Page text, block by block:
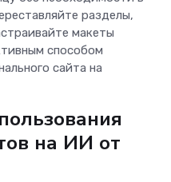
разделы,
макеты
способом
сайта на
на ИИ от